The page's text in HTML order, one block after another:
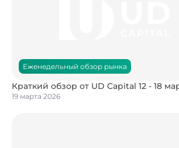
Еженедельный обзор рынка
Краткий обзор от UD Capital 12 - 18
19 марта 2026